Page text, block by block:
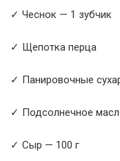
✓ Чеснок — 1 зубчик
✓ Щепотка перца
✓ Панировочные
✓ Подсолнечное
✓ Сыр — 100 г